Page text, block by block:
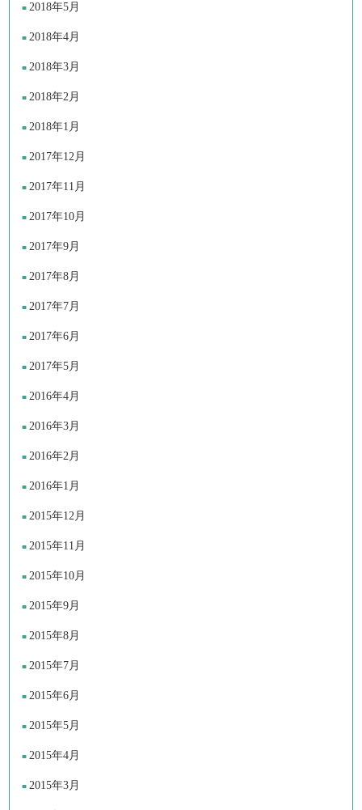
2018年5月
2018年4月
2018年3月
2018年2月
2018年1月
2017年12月
2017年11月
2017年10月
2017年9月
2017年8月
2017年7月
2017年6月
2017年5月
2016年4月
2016年3月
2016年2月
2016年1月
2015年12月
2015年11月
2015年10月
2015年9月
2015年8月
2015年7月
2015年6月
2015年5月
2015年4月
2015年3月